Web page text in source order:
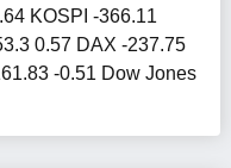
KOSPI -366.11
0.57 DAX -237.75
-0.51 Dow Jones